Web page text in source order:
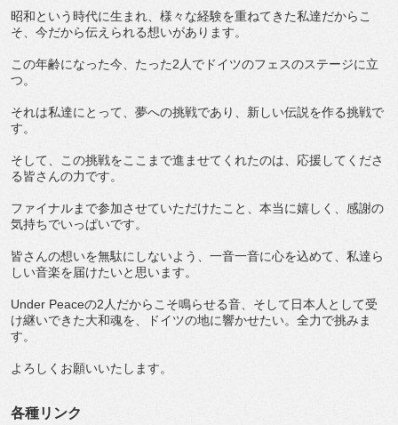
昭和という時代に生まれ、様々な経験を重ねてきた私達だからこ
そ、今だから伝えられる想いがあります。
この年齢になった今、たった2人でドイツのフェスのステージに立
つ。
それは私達にとって、夢への挑戦であり、新しい伝説を作る挑戦で
す。
そして、この挑戦をここまで進ませてくれたのは、応援してくださ
る皆さんの力です。
ファイナルまで参加させていただけたこと、本当に嬉しく、感謝の
気持ちでいっぱいです。
皆さんの想いを無駄にしないよう、一音一音に心を込めて、私達ら
しい音楽を届けたいと思います。
Under Peaceの2人だからこそ鳴らせる音、そして日本人として受
け継いできた大和魂を、ドイツの地に響かせたい。全力で挑みま
す。
よろしくお願いいたします。
各種リンク